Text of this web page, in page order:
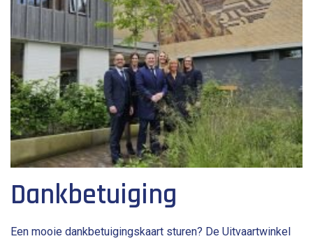
Dankbetuiging
Een mooie dankbetuigingskaart sturen? De Uitvaartwinkel